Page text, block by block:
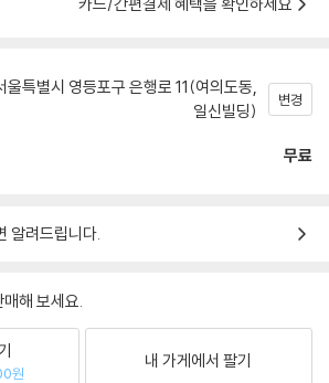
울특별시 영등포구 은행로 11(여의도동,
일신빌딩)
변경
무료
알려드립니다.
해 보세요.
원
내 가게에서 팔기